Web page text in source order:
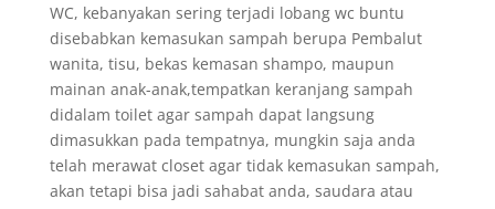
WC, kebanyakan sering terjadi lobang wc buntu
disebabkan kemasukan sampah berupa Pembalut
wanita, tisu, bekas kemasan shampo, maupun
mainan anak-anak,tempatkan keranjang sampah
didalam toilet agar sampah dapat langsung
dimasukkan pada tempatnya, mungkin saja anda
telah merawat closet agar tidak kemasukan sampah,
akan tetapi bisa jadi sahabat anda, saudara atau